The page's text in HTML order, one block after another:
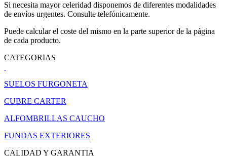
Si necesita mayor celeridad disponemos de diferentes modalidades
de envíos urgentes. Consulte telefónicamente.
Puede calcular el coste del mismo en la parte superior de la página
de cada producto.
CATEGORIAS
SUELOS FURGONETA
CUBRE CARTER
ALFOMBRILLAS CAUCHO
FUNDAS EXTERIORES
CALIDAD Y GARANTIA